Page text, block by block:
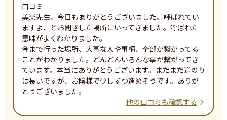
口コミ:
美楽先生、今日もありがとうございました。呼ばれてい
ますよ、とお聞きした場所にいってきました。呼ばれた
意味がよくわかりました。
今まで行った場所、大事な人や事柄、全部が繋がってる
ことがわかりました。どんどんいろんな事が繋がってき
ています。本当にありがとうございます。まだまだ道のり
は長いですが、お陰様で少しずつ進めそうです。ありが
とうございました。
他の口コミも確認する